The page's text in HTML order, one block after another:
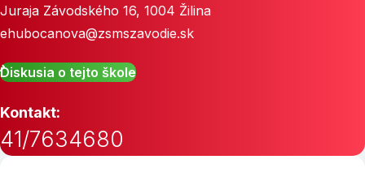
Juraja Závodského 16, 1004 Žilina
ehubocanova@zsmszavodie.sk
Diskusia o tejto škole
Kontakt:
41/7634680